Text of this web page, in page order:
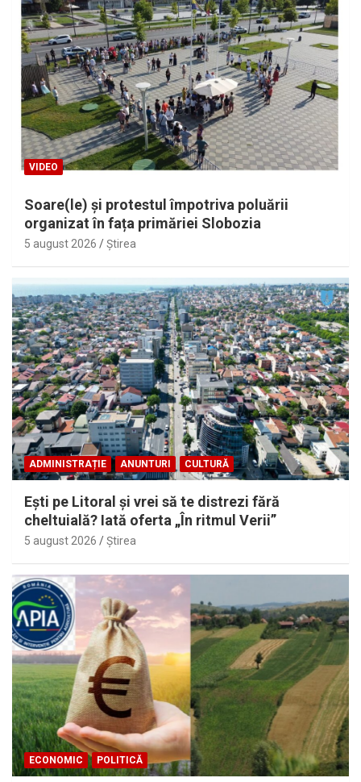
VIDEO
Soare(le) și protestul împotriva poluării
organizat în fața primăriei Slobozia
5 august 2026 Ştirea
ADMINISTRAȚIE ANUNTURI CULTURĂ
Eşti pe Litoral şi vrei să te distrezi fără
cheltuială? Iată oferta „În ritmul Verii”
5 august 2026 Ştirea
ECONOMIC POLITICĂ